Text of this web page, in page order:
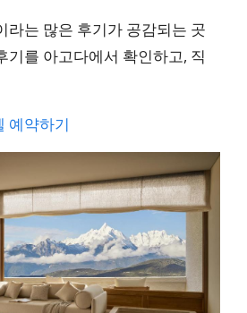
라는 많은 후기가 공감되는 곳
기를 아고다에서 확인하고, 직
예약하기